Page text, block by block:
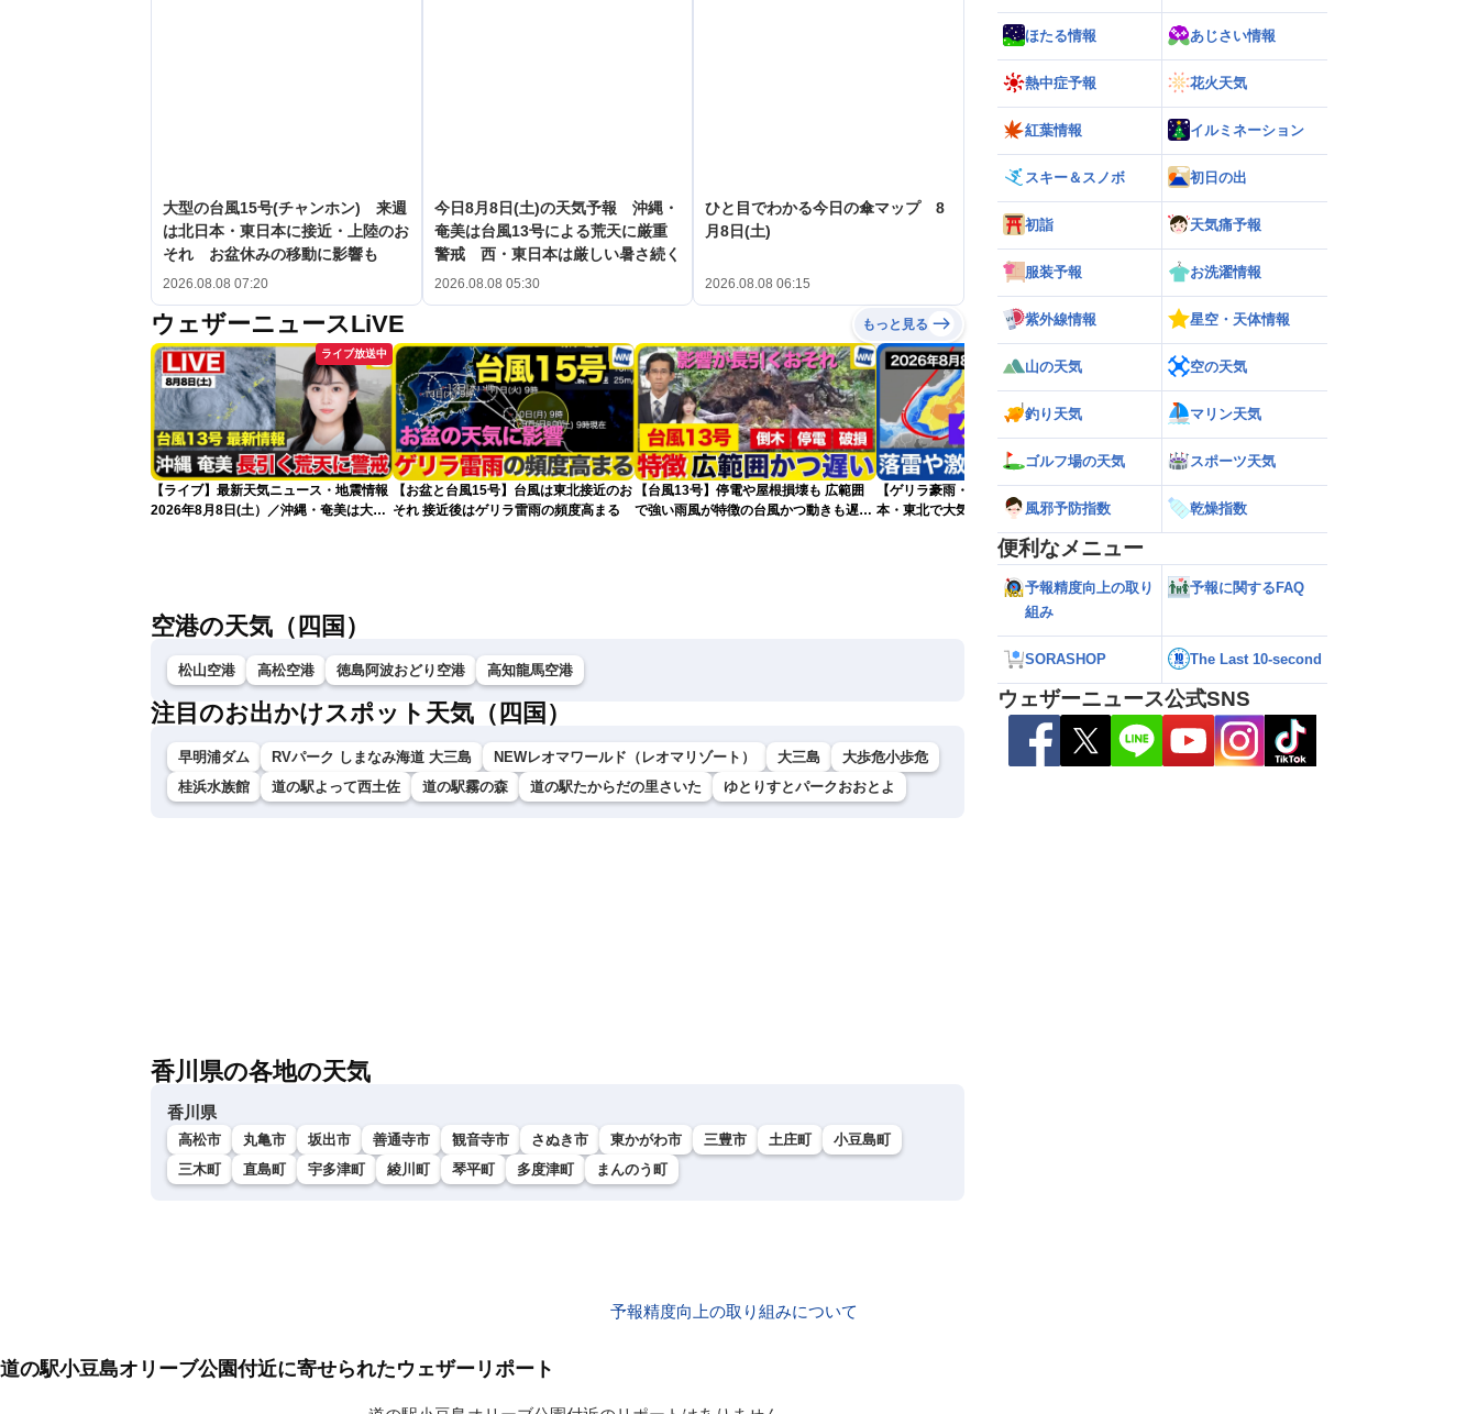
大型の台風15号(チャンホン) 来週
は北日本・東日本に接近・上陸のお
それ お盆休みの移動に影響も
2026.08.08 07:20
今日8月8日(土)の天気予報 沖縄・
奄美は台風13号による荒天に厳重
警戒 西・東日本は厳しい暑さ続く
2026.08.08 05:30
ひと目でわかる今日の傘マップ 8
月8日(土)
2026.08.08 06:15
ウェザーニュースLiVE もっと見る
ライブ放送中
【ライブ】最新天気ニュース・地震情報
2026年8月8日(土）／沖縄・奄美は大荒
【お盆と台風15号】台風は東北接近のお
それ 接近後はゲリラ雷雨の頻度高まる
【台風13号】停電や屋根損壊も 広範囲
で強い雨風が特徴の台風かつ動きも遅く
【ゲリラ豪雨・落雷警戒】午後は東日
本・東北で大気の状態が非常に不安定に
【台風13号 2026】台風離れてもスパイ
ラルバンドによる大雨警戒（8日6時情
報）
空港の天気（四国）
松山空港 高松空港 徳島阿波おどり空港 高知龍馬空港
注目のお出かけスポット天気（四国）
早明浦ダム RVパーク しまなみ海道 大三島 NEWレオマワールド（レオマリゾート） 大三島
大歩危小歩危
桂浜水族館
道の駅よって西土佐 道の駅霧の森 道の駅たからだの里さいた ゆとりすとパークおおとよ
香川県の各地の天気
香川県
高松市 丸亀市 坂出市 善通寺市 観音寺市 さぬき市 東かがわ市 三豊市 土庄町
小豆島町
三木町
直島町 宇多津町 綾川町 琴平町 多度津町 まんのう町
ほたる情報 あじさい情報
熱中症予報 花火天気
紅葉情報 イルミネーション
スキー＆スノボ 初日の出
初詣 天気痛予報
服装予報 お洗濯情報
紫外線情報 星空・天体情報
山の天気 空の天気
釣り天気 マリン天気
ゴルフ場の天気 スポーツ天気
風邪予防指数 乾燥指数
便利なメニュー
予報精度向上の取り
組み
予報に関するFAQ
SORASHOP The Last 10-second
ウェザーニュース公式SNS
予報精度向上の取り組みについて
道の駅小豆島オリーブ公園付近に寄せられたウェザーリポート